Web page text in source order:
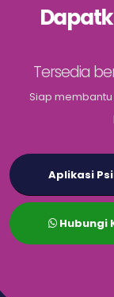
Tersedia
Siap
Aplikasi
Hubungi